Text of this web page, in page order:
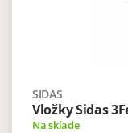
SIDAS
Vložky Sidas
Na sklade